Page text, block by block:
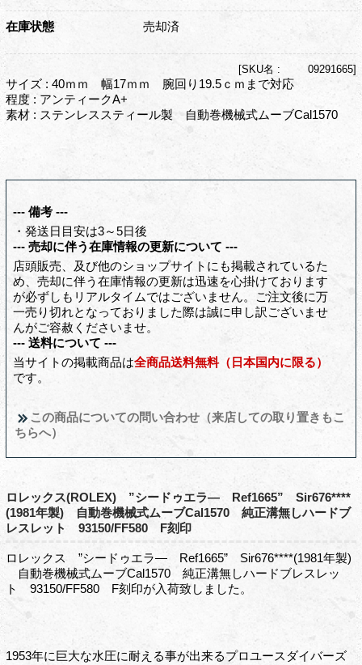
在庫状態 売却済
[SKU名 : 09291665]
サイズ : 40ｍｍ 幅17ｍｍ 腕回り19.5ｃｍまで対応
程度 : アンティークA+
素材 : ステンレススティール製 自動巻機械式ムーブCal1570
--- 備考 ---
・発送日目安は3～5日後
--- 売却に伴う在庫情報の更新について ---
店頭販売、及び他のショップサイトにも掲載されているた
め、売却に伴う在庫情報の更新は迅速を心掛けております
が必ずしもリアルタイムではございません。ご注文後に万
一売り切れとなっておりました際は誠に申し訳ございませ
んがご容赦くださいませ。
--- 送料について ---
当サイトの掲載商品は全商品送料無料（日本国内に限る）
です。
この商品についての問い合わせ（来店しての取り置きもこ
ちらへ）
ロレックス(ROLEX) ”シードゥエラ― Ref1665” Sir676****
(1981年製) 自動巻機械式ムーブCal1570 純正溝無しハードブ
レスレット 93150/FF580 F刻印
ロレックス ”シードゥエラ― Ref1665” Sir676****(1981年製)
自動巻機械式ムーブCal1570 純正溝無しハードブレスレッ
ト 93150/FF580 F刻印が入荷致しました。
1953年に巨大な水圧に耐える事が出来るプロユースダイバーズ